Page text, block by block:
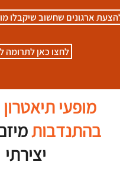
להצעת ארגונים שחשוב שיקבלו
לחצו כאן לתרומה
מופעי
בהתנדבות
יצירתי